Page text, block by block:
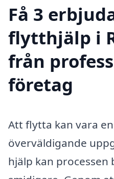
Få 3
flytthjälp i
från
företag
Att flytta kan vara
överväldigande
hjälp kan processen